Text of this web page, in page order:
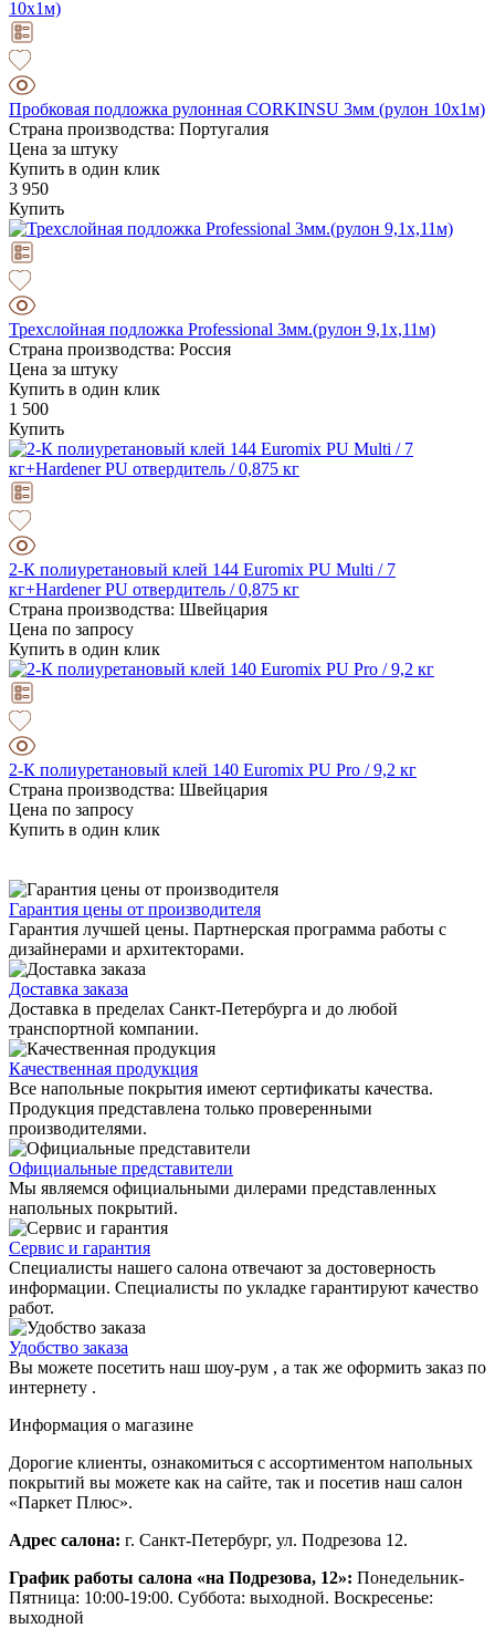
Пробковая подложка рулонная CORKINSU 3мм (рулон 10х1м)
Страна производства: Португалия
Цена за штуку
Купить в один клик
3 950
Купить
Трехслойная подложка Professional 3мм.(рулон 9,1х,11м)
Страна производства: Россия
Цена за штуку
Купить в один клик
1 500
Купить
2-К полиуретановый клей 144 Euromix PU Multi / 7
кг+Hardener PU отвердитель / 0,875 кг
Страна производства: Швейцария
Цена по запросу
Купить в один клик
2-К полиуретановый клей 140 Euromix PU Pro / 9,2 кг
Страна производства: Швейцария
Цена по запросу
Купить в один клик
Гарантия цены от производителя
Гарантия лучшей цены. Партнерская программа работы с
дизайнерами и архитекторами.
Доставка заказа
Доставка в пределах Санкт-Петербурга и до любой
транспортной компании.
Качественная продукция
Все напольные покрытия имеют сертификаты качества.
Продукция представлена только проверенными
производителями.
Официальные представители
Мы являемся официальными дилерами представленных
напольных покрытий.
Сервис и гарантия
Специалисты нашего салона отвечают за достоверность
информации. Специалисты по укладке гарантируют качество
работ.
Удобство заказа
Вы можете посетить наш шоу-рум , а так же оформить заказ по
интернету .
Информация о магазине
Дорогие клиенты, ознакомиться с ассортиментом напольных
покрытий вы можете как на сайте, так и посетив наш салон
«Паркет Плюс».
Адрес салона: г. Санкт-Петербург, ул. Подрезова 12.
График работы салона «на Подрезова, 12»: Понедельник-
Пятница: 10:00-19:00. Суббота: выходной. Воскресенье:
выходной